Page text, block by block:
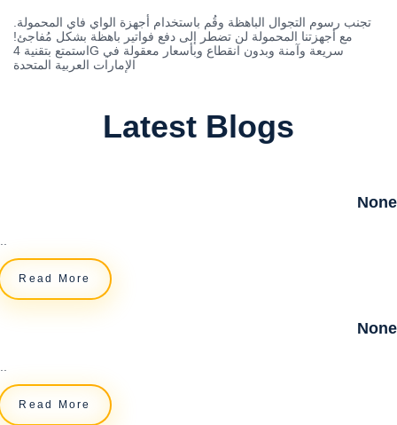
تجنب رسوم التجوال الباهظة وقُم باستخدام أجهزة الواي فاي المحمولة.
مع أجهزتنا المحمولة لن تضطر إلى دفع فواتير باهظة بشكل مُفاجئ!
استمتع بتقنية 4G سريعة وآمنة وبدون انقطاع وبأسعار معقولة في
الإمارات العربية المتحدة
Latest Blogs
None
Read More
None
Read More